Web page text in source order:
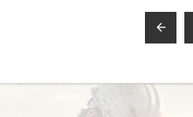
